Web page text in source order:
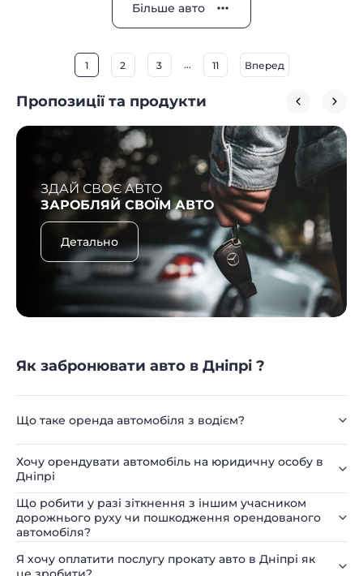
Більше авто
1 2 3 ... 11 Вперед
Пропозиції та продукти
ЗДАЙ СВОЄ АВТО
ЗАРОБЛЯЙ СВОЇМ АВТО
Детально
Як забронювати авто в Дніпрі ?
Що таке оренда автомобіля з водієм?
Хочу орендувати автомобіль на юридичну особу в
Дніпрі
Що робити у разі зіткнення з іншим учасником
дорожнього руху чи пошкодження орендованого
автомобіля?
Я хочу оплатити послугу прокату авто в Дніпрі як